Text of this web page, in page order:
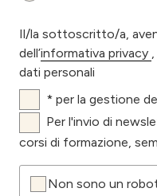
Il/la sottoscritto/a,
dell’informativa privacy
dati personali
* per la gestione
Per l'invio di
corsi di formazione,
Non sono un